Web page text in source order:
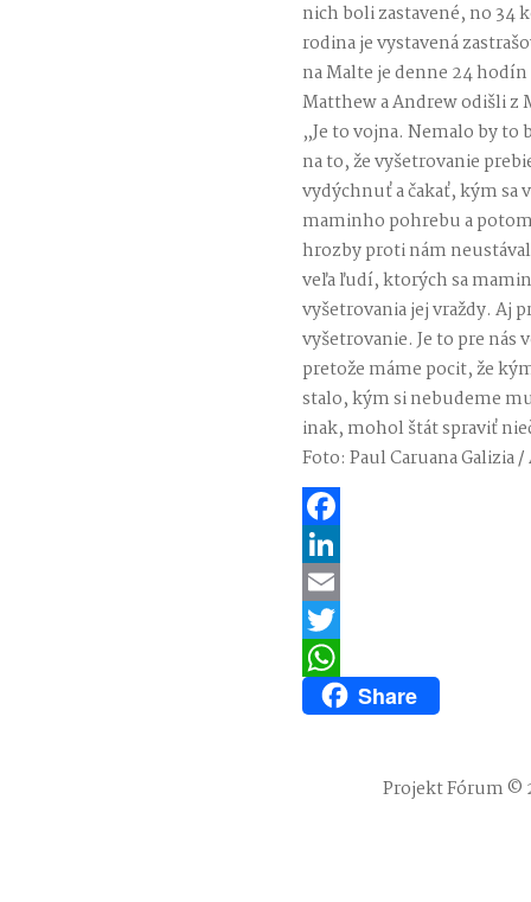
nich boli zastavené, no 34
rodina je vystavená
na Malte je denne 24
Matthew a Andrew odišli z
„Je to vojna. Nemalo by
na to, že vyšetrovanie
vydýchnuť a čakať, kým sa
maminho pohrebu a
hrozby proti nám
veľa ľudí, ktorých sa
vyšetrovania jej vraždy. Aj
vyšetrovanie. Je to pre
pretože máme pocit, že
stalo, kým si nebudeme
inak, mohol štát spraviť
Foto: Paul Caruana Galizia
Facebook
LinkedIn
Email
Twitter
WhatsAppShare
Projekt Fórum ©